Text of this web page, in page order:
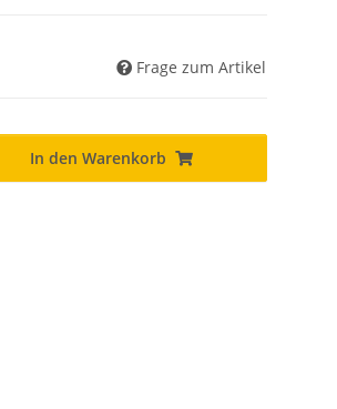
Frage zum Artikel
In den Warenkorb